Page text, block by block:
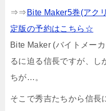
⇒⇒ Bite Maker5巻(アク
定版の予約はこちら☆
Bite Maker (バイトメー
るに迫る信長ですが、し
ちが…。
そこで秀吉たちから信長